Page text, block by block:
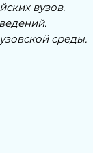
вузов.
среды.